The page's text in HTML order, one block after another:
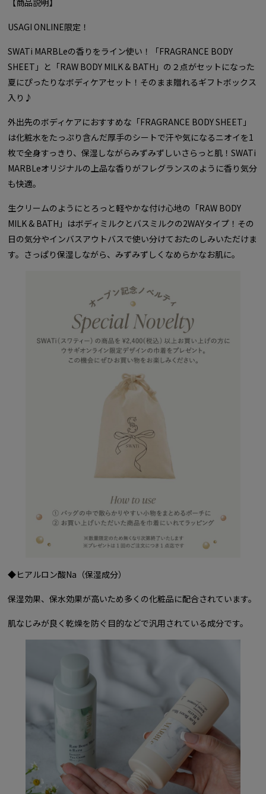
【商品説明】
USAGI ONLINE限定！
SWATi MARBLeの香りをライン使い！「FRAGRANCE BODY
SHEET」と「RAW BODY MILK & BATH」の２点がセットになった
夏にぴったりなボディケアセット！そのまま贈れるギフトボックス
入り♪
外出先のボディケアにおすすめな「FRAGRANCE BODY SHEET」
は化粧水をたっぷり含んだ厚手のシートで汗や気になるニオイを1
枚で全身すっきり、保湿しながらみずみずしいさらっと肌！SWATi
MARBLeオリジナルの上品な香りがフレグランスのように香り気分
も快適。
生クリームのようにとろっと軽やかな付け心地の「RAW BODY
MILK & BATH」はボディミルクとバスミルクの2WAYタイプ！その
日の気分やインバスアウトバスで使い分けておたのしみいただけま
す。さっぱり保湿しながら、みずみずしくなめらかなお肌に。
◆ヒアルロン酸Na（保湿成分）
保湿効果、保水効果が高いため多くの化粧品に配合されています。
肌なじみが良く乾燥を防ぐ目的などで汎用されている成分です。